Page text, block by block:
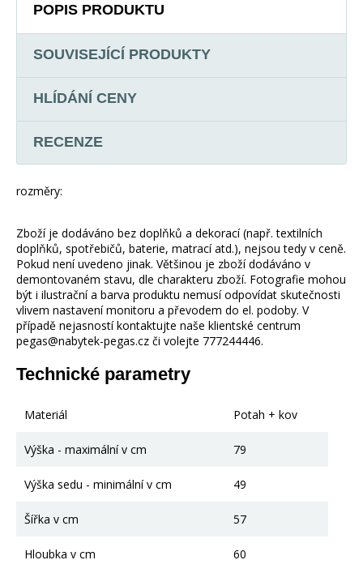
POPIS PRODUKTU
SOUVISEJÍCÍ PRODUKTY
HLÍDÁNÍ CENY
RECENZE
rozměry:
Zboží je dodáváno bez doplňků a dekorací (např. textilních
doplňků, spotřebičů, baterie, matrací atd.), nejsou tedy v ceně.
Pokud není uvedeno jinak. Většinou je zboží dodáváno v
demontovaném stavu, dle charakteru zboží. Fotografie mohou
být i ilustrační a barva produktu nemusí odpovídat skutečnosti
vlivem nastavení monitoru a převodem do el. podoby. V
případě nejasností kontaktujte naše klientské centrum
pegas@nabytek-pegas.cz či volejte 777244446.
Technické parametry
Materiál Potah + kov
Výška - maximální v cm 79
Výška sedu - minimální v cm 49
Šířka v cm 57
Hloubka v cm 60